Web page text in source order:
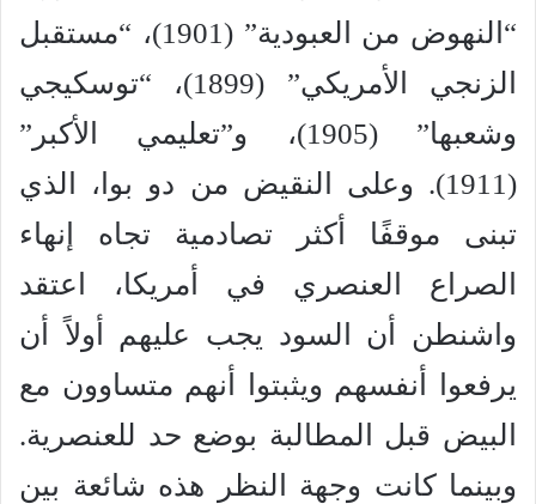
“النهوض من العبودية” (1901)، “مستقبل
الزنجي الأمريكي” (1899)، “توسكيجي
وشعبها” (1905)، و”تعليمي الأكبر”
(1911). وعلى النقيض من دو بوا، الذي
تبنى موقفًا أكثر تصادمية تجاه إنهاء
الصراع العنصري في أمريكا، اعتقد
واشنطن أن السود يجب عليهم أولاً أن
يرفعوا أنفسهم ويثبتوا أنهم متساوون مع
البيض قبل المطالبة بوضع حد للعنصرية.
وبينما كانت وجهة النظر هذه شائعة بين